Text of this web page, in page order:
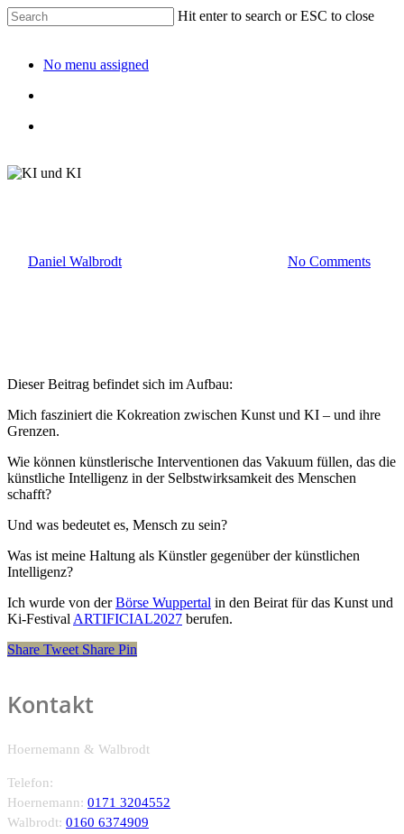
Hit enter to search or ESC to close
No menu assigned
Daniel Walbrodt No Comments
Dieser Beitrag befindet sich im Aufbau:
Mich fasziniert die Kokreation zwischen Kunst und KI – und ihre
Grenzen.
Wie können künstlerische Interventionen das Vakuum füllen, das die
künstliche Intelligenz in der Selbstwirksamkeit des Menschen
schafft?
Und was bedeutet es, Mensch zu sein?
Was ist meine Haltung als Künstler gegenüber der künstlichen
Intelligenz?
Ich wurde von derBörse Wuppertal in den Beirat für das Kunst und
Ki-Festival ARTIFICIAL2027 berufen.
Share Tweet Share Pin
Kontakt
Hoernemann & Walbrodt
Telefon:
Hoernemann: 0171 3204552
Walbrodt: 0160 6374909